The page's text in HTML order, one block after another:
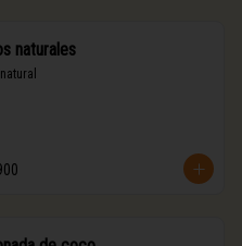
naturales